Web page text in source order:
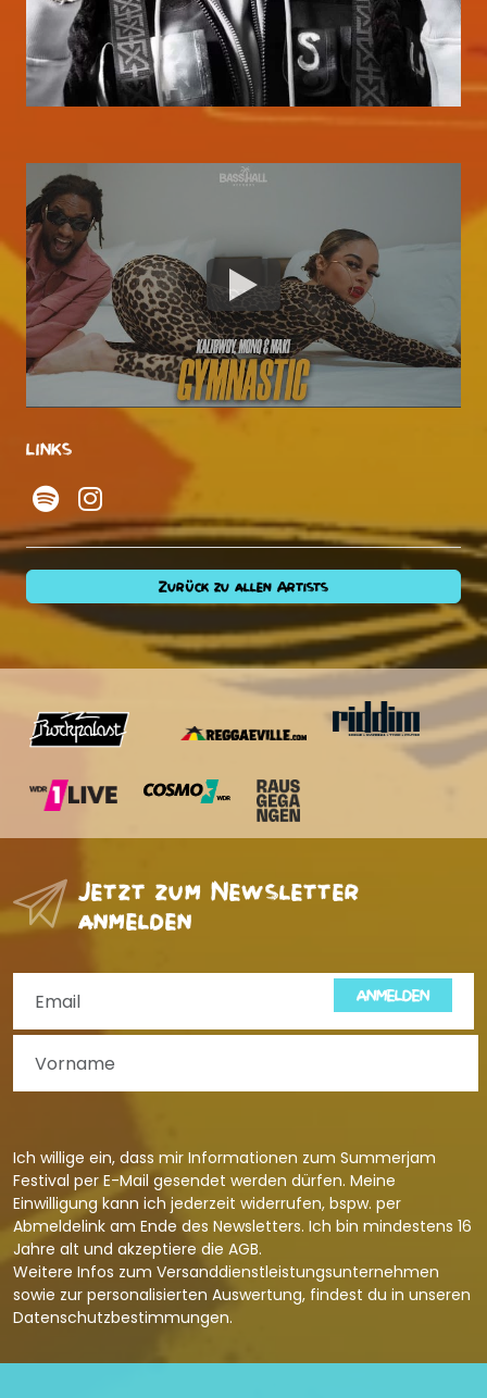
LINKS
Zurück zu allen Artists
Jetzt zum Newsletter
anmelden
ANMELDEN
Ich willige ein, dass mir Informationen zum Summerjam
Festival per E-Mail gesendet werden dürfen. Meine
Einwilligung kann ich jederzeit widerrufen, bspw. per
Abmeldelink am Ende des Newsletters. Ich bin mindestens 16
Jahre alt und akzeptiere die AGB.
Weitere Infos zum Versanddienstleistungsunternehmen
sowie zur personalisierten Auswertung, findest du in unseren
Datenschutzbestimmungen.